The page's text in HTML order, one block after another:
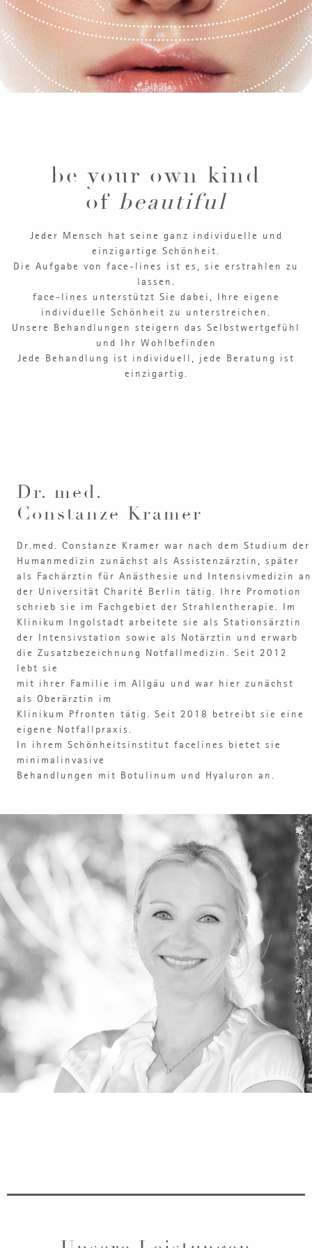
be your own kind
of beautiful
Jeder Mensch hat seine ganz individuelle und
einzigartige Schönheit.
Die Aufgabe von face-lines ist es, sie erstrahlen zu
lassen.
face-lines unterstützt Sie dabei, Ihre eigene
individuelle Schönheit zu unterstreichen.
Unsere Behandlungen steigern das Selbstwertgefühl
und Ihr Wohlbefinden
Jede Behandlung ist individuell, jede Beratung ist
einzigartig.
Dr. med.
Constanze Kramer
Dr.med. Constanze Kramer war nach dem Studium der
Humanmedizin zunächst als Assistenzärztin, später
als Fachärztin für Anästhesie und Intensivmedizin an
der Universität Charité Berlin tätig. Ihre Promotion
schrieb sie im Fachgebiet der Strahlentherapie. Im
Klinikum Ingolstadt arbeitete sie als Stationsärztin
der Intensivstation sowie als Notärztin und erwarb
die Zusatzbezeichnung Notfallmedizin. Seit 2012
lebt sie
mit ihrer Familie im Allgäu und war hier zunächst
als Oberärztin im
Klinikum Pfronten tätig. Seit 2018 betreibt sie eine
eigene Notfallpraxis.
In ihrem Schönheitsinstitut facelines bietet sie
minimalinvasive
Behandlungen mit Botulinum und Hyaluron an.